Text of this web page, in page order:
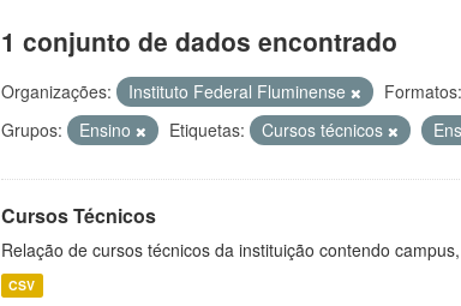
1 conjunto de dados encontrado
Organizações: Instituto Federal Fluminense Formatos:
Grupos:
Ensino Etiquetas: Cursos técnicos
Cursos Técnicos
Relação de cursos técnicos da instituição contendo
CSV